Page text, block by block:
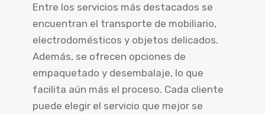
Entre los servicios más destacados se
encuentran el transporte de mobiliario,
electrodomésticos y objetos delicados.
Además, se ofrecen opciones de
empaquetado y desembalaje, lo que
facilita aún más el proceso. Cada cliente
puede elegir el servicio que mejor se